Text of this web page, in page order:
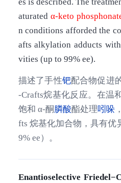
aturated α-keto
n conditions afforded the
afts alkylation adducts
vities (up to 99% ee).
描述了手性钯配合物促进
-Crafts烷基化反应。在温
饱和 α-酮膦酸酯处理吲哚
fts 烷基化加合物，具有优
9% ee）。
Enantioselective